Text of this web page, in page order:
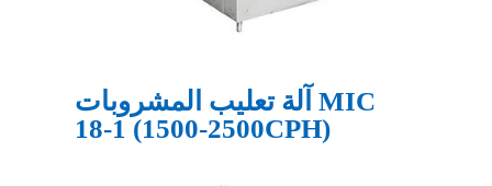
آلة تعليب المشروبات MIC
18-1 (1500-2500CPH)